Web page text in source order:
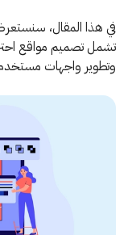
في هذا المقال،
وتطوير واجهات